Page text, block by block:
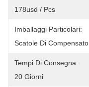
178usd / Pcs
Imballaggi Particolari:
Scatole Di Compensato
Tempi Di Consegna:
20 Giorni